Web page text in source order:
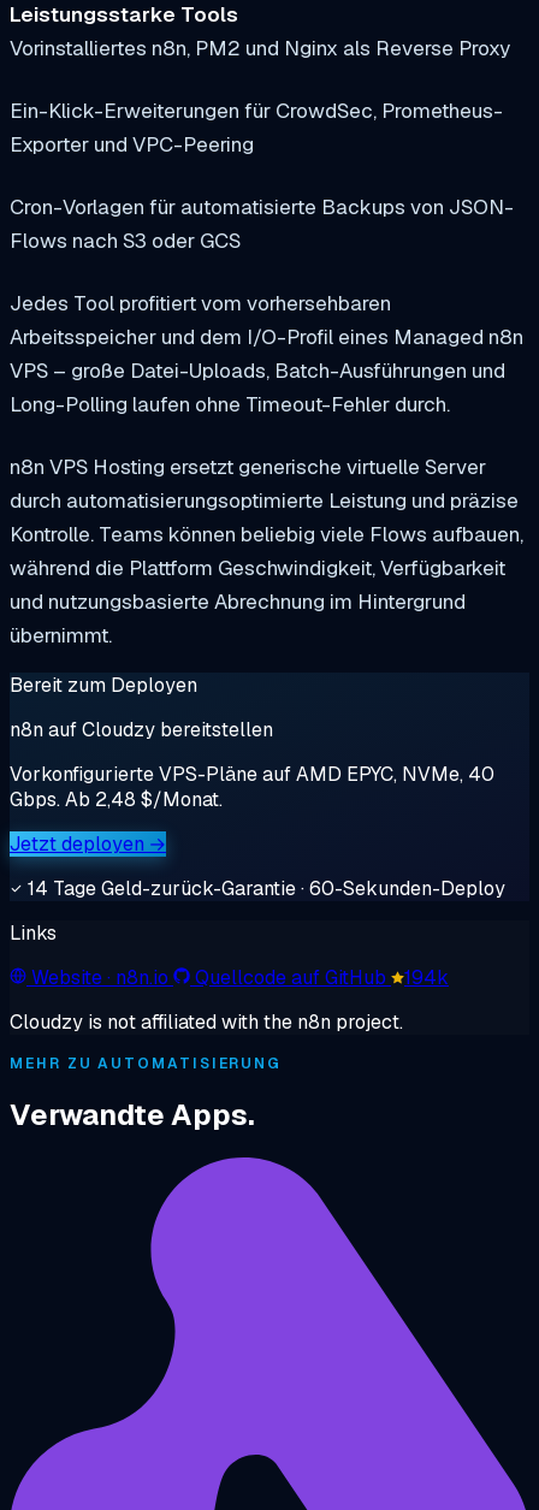
Leistungsstarke Tools
Vorinstalliertes n8n, PM2 und Nginx als Reverse Proxy
Ein-Klick-Erweiterungen für CrowdSec, Prometheus-
Exporter und VPC-Peering
Cron-Vorlagen für automatisierte Backups von JSON-
Flows nach S3 oder GCS
Jedes Tool profitiert vom vorhersehbaren
Arbeitsspeicher und dem I/O-Profil eines Managed n8n
VPS – große Datei-Uploads, Batch-Ausführungen und
Long-Polling laufen ohne Timeout-Fehler durch.
n8n VPS Hosting ersetzt generische virtuelle Server
durch automatisierungsoptimierte Leistung und präzise
Kontrolle. Teams können beliebig viele Flows aufbauen,
während die Plattform Geschwindigkeit, Verfügbarkeit
und nutzungsbasierte Abrechnung im Hintergrund
übernimmt.
Bereit zum Deployen
n8n auf Cloudzy bereitstellen
Vorkonfigurierte VPS-Pläne auf AMD EPYC, NVMe, 40
Gbps. Ab 2,48 $/Monat.
Jetzt deployen →
14 Tage Geld-zurück-Garantie · 60-Sekunden-Deploy
Links
Website· n8n.io Quellcode auf GitHub
194k
Cloudzy is not affiliated with the n8n project.
MEHR ZU AUTOMATISIERUNG
Verwandte Apps.